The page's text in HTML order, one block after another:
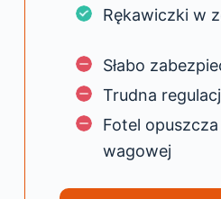
Rękawiczki w
Słabo
Trudna
Fotel
wagowej